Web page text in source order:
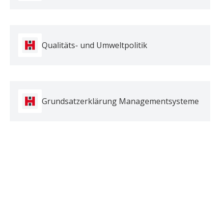
Qualitäts- und Umweltpolitik
Grundsatzerklärung Managementsysteme